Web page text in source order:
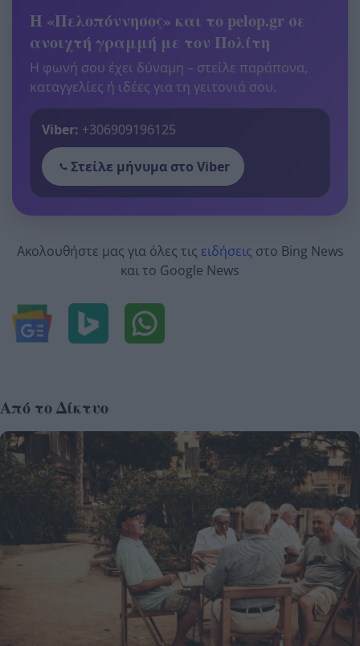
Η «Πελοπόννησος» και το pelop.gr σε
ανοιχτή γραμμή με τον Πολίτη
Η φωνή σου έχει δύναμη – στείλε παράπονα,
καταγγελίες ή ιδέες για τη γειτονιά σου.
Viber: +306909196125
Στείλε μήνυμα στο Viber
Ακολουθήστε μας για όλες τις ειδήσεις στο Bing News
και το Google News
Από το Δίκτυο